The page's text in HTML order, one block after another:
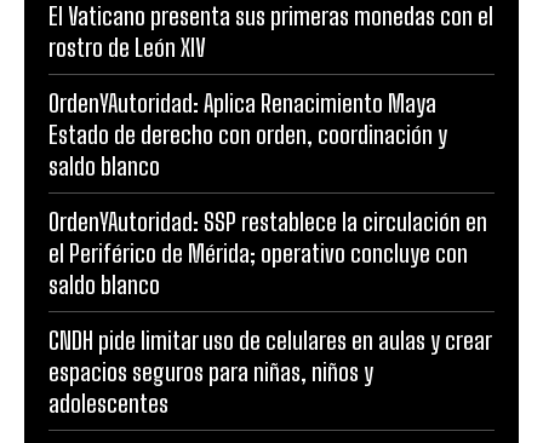
El Vaticano presenta sus primeras monedas con el
rostro de León XIV
OrdenYAutoridad: Aplica Renacimiento Maya
Estado de derecho con orden, coordinación y
saldo blanco
OrdenYAutoridad: SSP restablece la circulación en
el Periférico de Mérida; operativo concluye con
saldo blanco
CNDH pide limitar uso de celulares en aulas y crear
espacios seguros para niñas, niños y
adolescentes